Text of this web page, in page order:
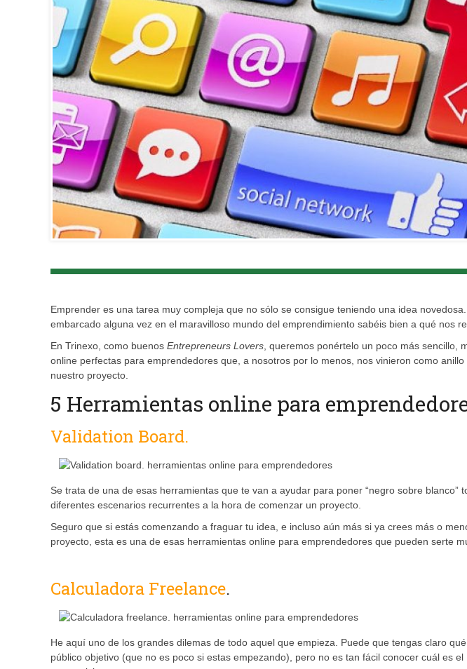
Emprender es una tarea muy compleja que no sólo se consigue teniendo una idea
embarcado alguna vez en el maravilloso mundo del emprendimiento sabéis bien a qué nos
En Trinexo, como buenos Entrepreneurs Lovers, queremos ponértelo un poco más sencillo,
online perfectas para emprendedores que, a nosotros por lo menos, nos vinieron como
nuestro proyecto.
5 Herramientas online para
Validation Board.
Se trata de una de esas herramientas que te van a ayudar para poner “negro sobre blanco”
diferentes escenarios recurrentes a la hora de comenzar un proyecto.
Seguro que si estás comenzando a fraguar tu idea, e incluso aún más si ya crees más o
proyecto, esta es una de esas herramientas online para emprendedores que pueden serte
Calculadora Freelance.
He aquí uno de los grandes dilemas de todo aquel que empieza. Puede que tengas claro
público objetivo (que no es poco si estas empezando), pero no es tan fácil conocer cuál es